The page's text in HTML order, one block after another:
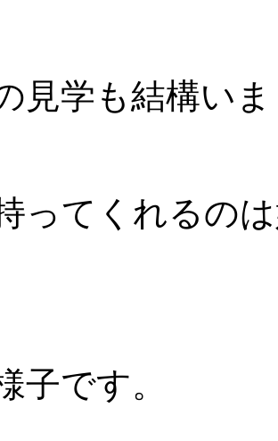
見学も結構い
ってくれるの
子です。